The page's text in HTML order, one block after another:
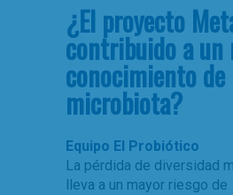
¿El proyecto
contribuido a un
conocimiento de
microbiota?
Equipo El Probiótico
La pérdida de diversidad
lleva a un mayor riesgo de